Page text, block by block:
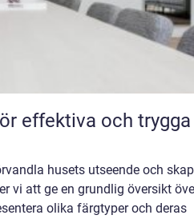
effektiva och trygga
husets utseende och
vi att ge en grundlig översikt
olika färgtyper och deras